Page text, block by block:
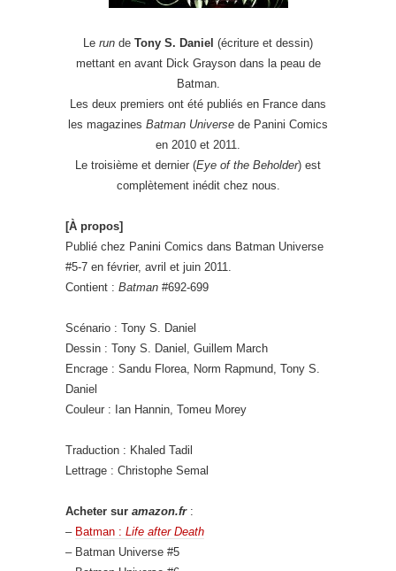
Le run de Tony S. Daniel (écriture et dessin)
mettant en avant Dick Grayson dans la peau de
Batman.
Les deux premiers ont été publiés en France dans
les magazines Batman Universe de Panini Comics
en 2010 et 2011.
Le troisième et dernier (Eye of the Beholder) est
complètement inédit chez nous.
[À propos]
Publié chez Panini Comics dans Batman Universe
#5-7 en février, avril et juin 2011.
Contient : Batman #692-699
Scénario : Tony S. Daniel
Dessin : Tony S. Daniel, Guillem March
Encrage : Sandu Florea, Norm Rapmund, Tony S.
Daniel
Couleur : Ian Hannin, Tomeu Morey
Traduction : Khaled Tadil
Lettrage : Christophe Semal
Acheter sur amazon.fr:
– Batman : Life after Death
– Batman Universe #5